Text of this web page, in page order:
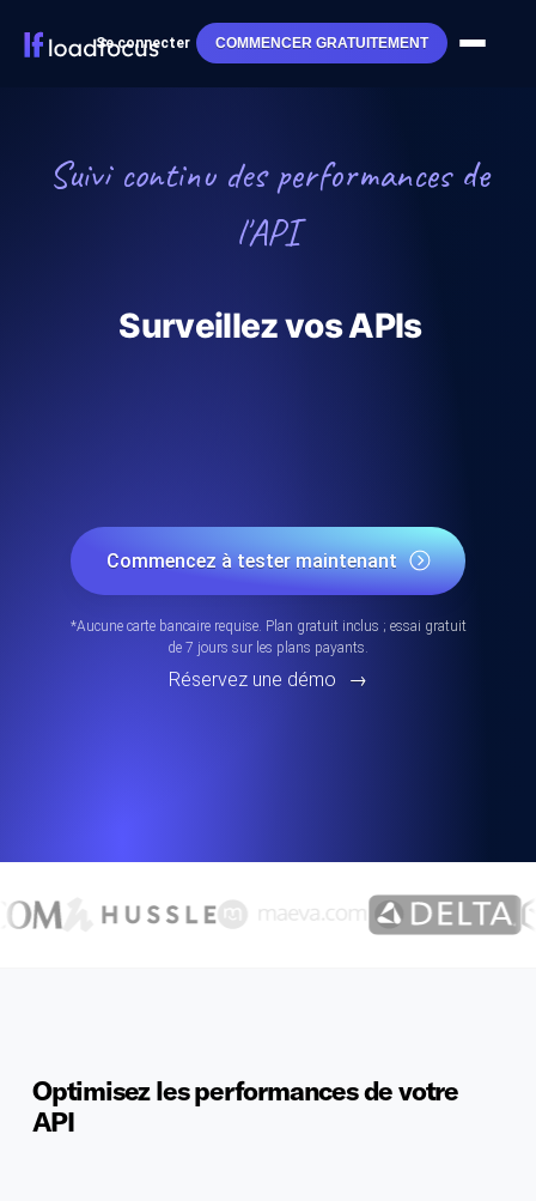
Se connecter COMMENCER GRATUITEMENT
Suivi continu des performances de
l'API
Surveillez vos APIs
Commencez à tester maintenant
*Aucune carte bancaire requise. Plan gratuit inclus ; essai gratuit
de 7 jours sur les plans payants.
Réservez une démo →
Optimisez les performances de votre
API